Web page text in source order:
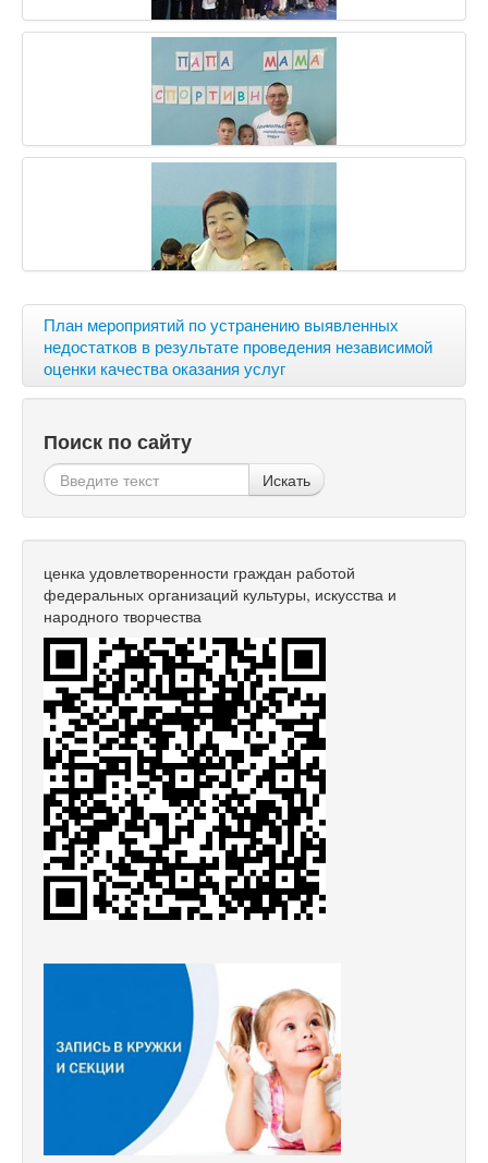
План мероприятий по устранению выявленных
недостатков в результате проведения независимой
оценки качества оказания услуг
Поиск по сайту
Искать
ценка удовлетворенности граждан работой
федеральных организаций культуры, искусства и
народного творчества